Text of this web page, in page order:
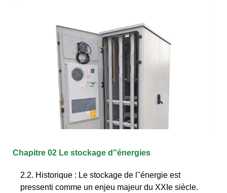
Chapitre 02 Le stockage d''énergies
2.2. Historique : Le stockage de l''énergie est
pressenti comme un enjeu majeur du XXIe siècle.